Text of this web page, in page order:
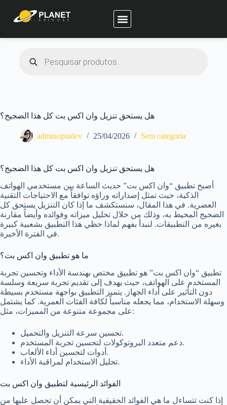
هل يستحق تنزيل وان اكس بت كل هذا الضجيج؟
adminoptadev 25/04/2026 Sem categoria
هل يستحق تنزيل وان اكس بت كل هذا الضجيج؟
أصبح تطبيق “وان اكس بت” حديث الساعة بين مستخدمي الهواتف
الذكية، حيث تمثل إصداراته وراؤه توافقاً مع الاحتياجات التقنية
العصرية. في هذا المقال، سنستكشف ما إذا كان التنزيل يستحق كل
الضجيج المحيط به، وذلك من خلال تحليل ميزاته وفوائده وأيضاً مقارنة
بغيره من التطبيقات. لنبدأ بفهم لماذا حظي هذا التطبيق بشعبية كبيرة
في الفترة الأخيرة.
ما هو تطبيق وان اكس بت؟
تطبيق “وان اكس بت” هو تطبيق مختص بهندسة الأداء وتحسين تجربة
المستخدم على الهواتف، حيث يهدف إلى تقديم تجربة سريعة وسلسة
دون التأثير على أداء الجهاز. يتميز التطبيق بواجهة مستخدم بسيطة
وسهلة الاستخدام، مما يجعله مناسباً لكافة الفئات العمرية. كما يشتمل
على مجموعة متنوعة من المميزات، مثل:
تحسين سرعة التنزيل والتحميل.
دعم متعدد البروتوكولات لتحسين تجربة المستخدم.
أدوات لتحسين أداء الألعاب.
تحليل الاستخدام لمراقبة الأداء.
الفوائد الرئيسية لتطبيق وان اكس بت
إذا كنت تتساءل ما هي الفوائد الحقيقية التي يمكن أن تحصل عليها من